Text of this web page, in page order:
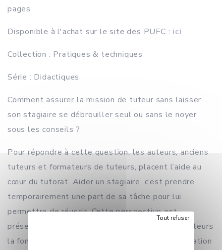
pages
Disponible à l'achat sur le site des PUFC : ici
Collection : Pratiques & techniques
Série : Didactiques
Comment assurer la mission de tuteur sans laisser
son stagiaire se débrouiller seul ou sans le noyer
sous les conseils ?
Pour répondre à cette question, les auteurs, anciens
tuteurs et formateurs de tuteurs, placent l’aide au
cœur du tutorat. Aider un stagiaire, c’est prendre
temporairement une part de sa tâche pour lui
permettre de réussir. Cette perspective est
présentée de façon réflexive et pratique. Les auteurs
la fondent sur l’écoute, la parole juste, la préparation
Tout refuser